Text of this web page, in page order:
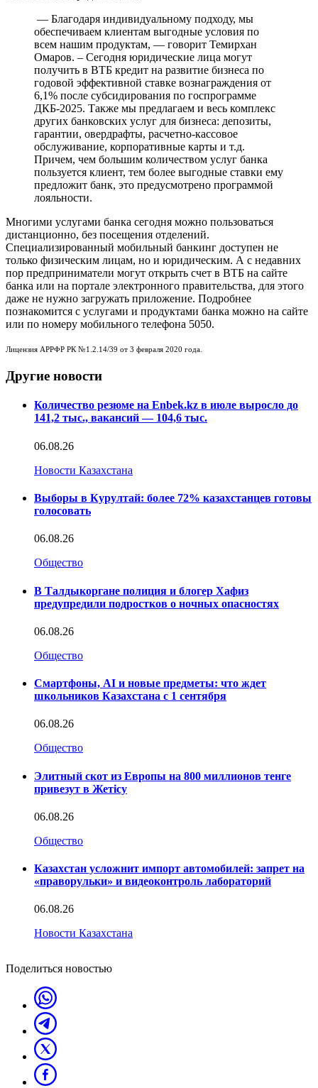
— Благодаря индивидуальному подходу, мы
обеспечиваем клиентам выгодные условия по
всем нашим продуктам, — говорит Темирхан
Омаров. – Сегодня юридические лица могут
получить в ВТБ кредит на развитие бизнеса по
годовой эффективной ставке вознаграждения от
6,1% после субсидирования по госпрограмме
ДКБ-2025. Также мы предлагаем и весь комплекс
других банковских услуг для бизнеса: депозиты,
гарантии, овердрафты, расчетно-кассовое
обслуживание, корпоративные карты и т.д.
Причем, чем большим количеством услуг банка
пользуется клиент, тем более выгодные ставки ему
предложит банк, это предусмотрено программой
лояльности.
Многими услугами банка сегодня можно пользоваться
дистанционно, без посещения отделений.
Специализированный мобильный банкинг доступен не
только физическим лицам, но и юридическим. А с недавних
пор предприниматели могут открыть счет в ВТБ на сайте
банка или на портале электронного правительства, для этого
даже не нужно загружать приложение. Подробнее
познакомится с услугами и продуктами банка можно на сайте
или по номеру мобильного телефона 5050.
Лицензия АРРФР РК №1.2.14/39 от 3 февраля 2020 года.
Другие новости
Количество резюме на Enbek.kz в июле выросло до
141,2 тыс., вакансий — 104,6 тыс.
06.08.26
Новости Казахстана
Выборы в Курултай: более 72% казахстанцев готовы
голосовать
06.08.26
Общество
В Талдыкоргане полиция и блогер Хафиз
предупредили подростков о ночных опасностях
06.08.26
Общество
Смартфоны, AI и новые предметы: что ждет
школьников Казахстана с 1 сентября
06.08.26
Общество
Элитный скот из Европы на 800 миллионов тенге
привезут в Жетісу
06.08.26
Общество
Казахстан усложнит импорт автомобилей: запрет на
«праворульки» и видеоконтроль лабораторий
06.08.26
Новости Казахстана
Поделиться новостью